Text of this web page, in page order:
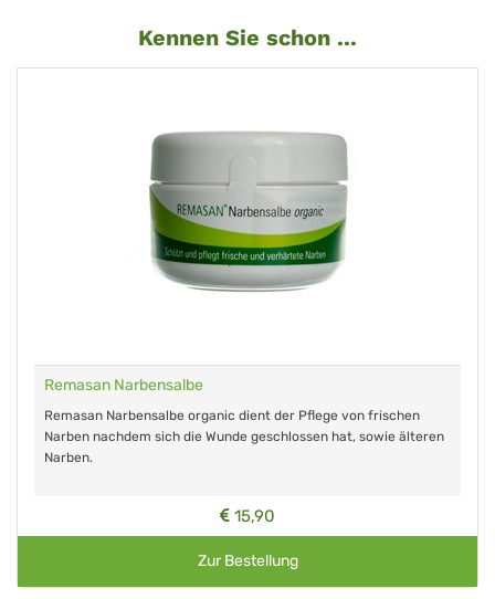
Kennen Sie schon ...
Remasan Narbensalbe
Remasan Narbensalbe organic dient der Pflege von frischen
Narben nachdem sich die Wunde geschlossen hat, sowie älteren
Narben.
15,90
Zur Bestellung